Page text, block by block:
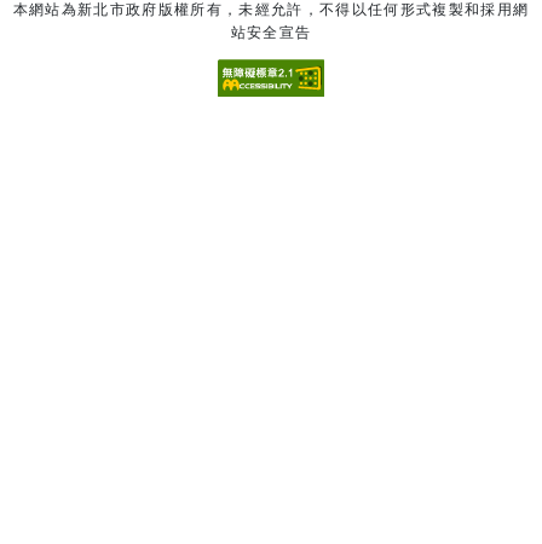
本網站為新北市政府版權所有，未經允許，不得以任何形式複製和採用網
站安全宣告